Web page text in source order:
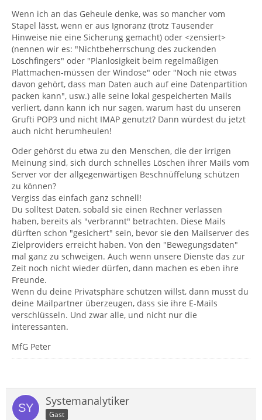
Wenn ich an das Geheule denke, was so mancher vom
Stapel lässt, wenn er aus Ignoranz (trotz Tausender
Hinweise nie eine Sicherung gemacht) oder <zensiert>
(nennen wir es: "Nichtbeherrschung des zuckenden
Löschfingers" oder "Planlosigkeit beim regelmäßigen
Plattmachen-müssen der Windose" oder "Noch nie etwas
davon gehört, dass man Daten auch auf eine Datenpartition
packen kann", usw.) alle seine lokal gespeicherten Mails
verliert, dann kann ich nur sagen, warum hast du unseren
Grufti POP3 und nicht IMAP genutzt? Dann würdest du jetzt
auch nicht herumheulen!
Oder gehörst du etwa zu den Menschen, die der irrigen
Meinung sind, sich durch schnelles Löschen ihrer Mails vom
Server vor der allgegenwärtigen Beschnüffelung schützen
zu können?
Vergiss das einfach ganz schnell!
Du solltest Daten, sobald sie einen Rechner verlassen
haben, bereits als "verbrannt" betrachten. Diese Mails
dürften schon "gesichert" sein, bevor sie den Mailserver des
Zielproviders erreicht haben. Von den "Bewegungsdaten"
mal ganz zu schweigen. Auch wenn unsere Dienste das zur
Zeit noch nicht wieder dürfen, dann machen es eben ihre
Freunde.
Wenn du deine Privatsphäre schützen willst, dann musst du
deine Mailpartner überzeugen, dass sie ihre E-Mails
verschlüsseln. Und zwar alle, und nicht nur die
interessanten.
MfG Peter
Systemanalytiker
Gast